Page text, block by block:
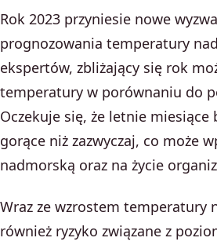
Rok 2023 przyniesie nowe
prognozowania temperatury
ekspertów, zbliżający się rok
temperatury w porównaniu do
Oczekuje się, że letnie miesiące
gorące niż zazwyczaj, co może
nadmorską oraz na życie
Wraz ze wzrostem temperatury
również ryzyko związane z